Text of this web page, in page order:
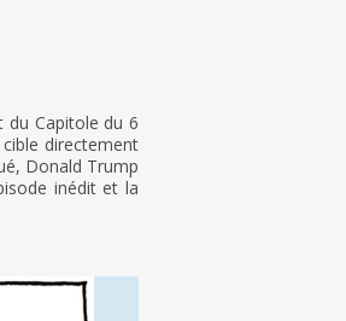
du Capitole du 6
directement
Donald Trump
inédit et la